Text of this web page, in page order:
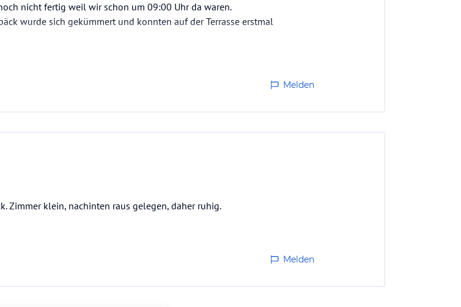
nicht fertig weil wir schon um 09:00 Uhr da waren.
wurde sich gekümmert und konnten auf der Terrasse erstmal
Melden
Zimmer klein, nachinten raus gelegen, daher ruhig.
Melden